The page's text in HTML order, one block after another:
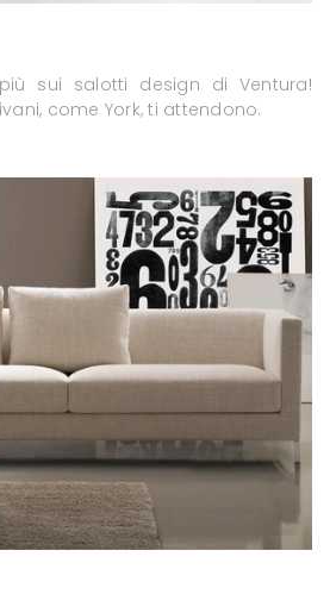
sui salotti design di Ventura!
come York, ti attendono.